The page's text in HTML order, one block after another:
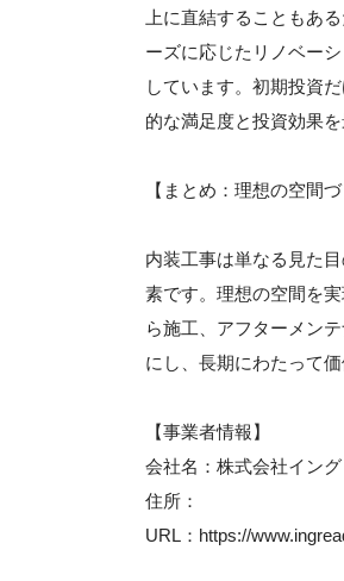
上に直結することもあ
ーズに応じたリノベー
しています。初期投資
的な満足度と投資効果
【まとめ：理想の空間
内装工事は単なる見た
素です。理想の空間を
ら施工、アフターメン
にし、長期にわたって
【事業者情報】
会社名：株式会社イング
住所：
URL：https://